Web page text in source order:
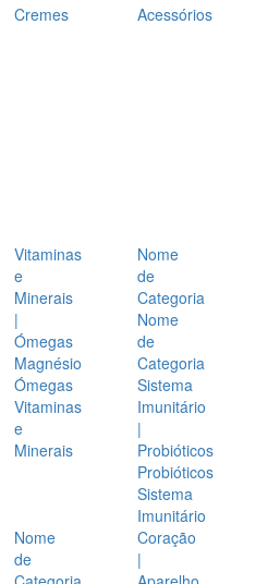
Cremes
Acessórios
Vitaminas
e
Minerais
|
Ómegas
Magnésio
Ómegas
Vitaminas
e
Minerais
Nome
de
Categoria
Nome
de
Categoria
Sistema
Imunitário
|
Probióticos
Probióticos
Sistema
Imunitário
Nome
de
Coração
|